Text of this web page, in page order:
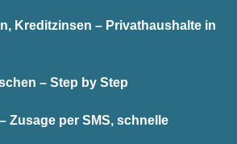
Kreditzinsen – Privathaushalte in
– Step by Step
Zusage per SMS, schnelle